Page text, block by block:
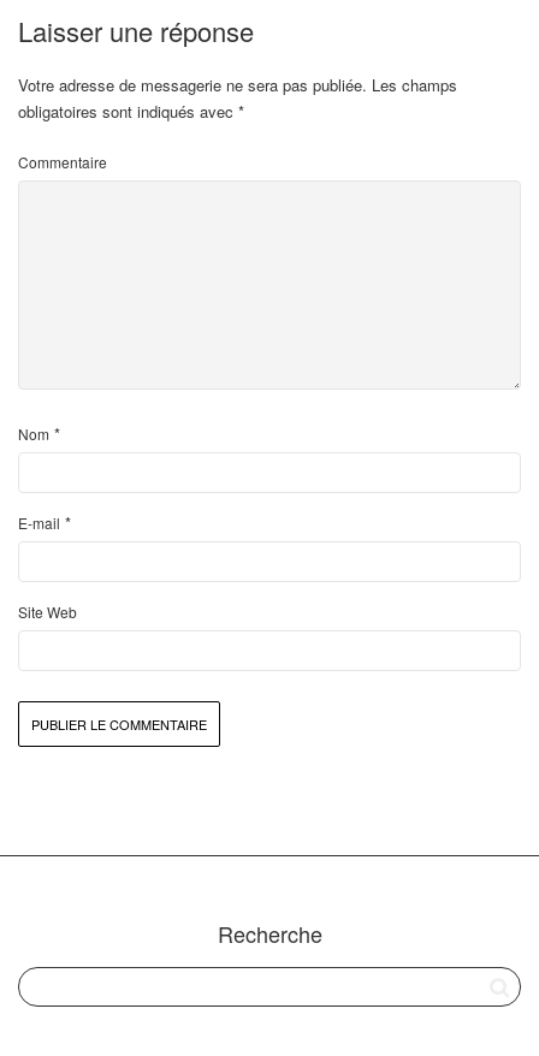
Laisser une réponse
Votre adresse de messagerie ne sera pas publiée. Les champs
obligatoires sont indiqués avec *
Commentaire
Nom *
E-mail *
Site Web
Recherche